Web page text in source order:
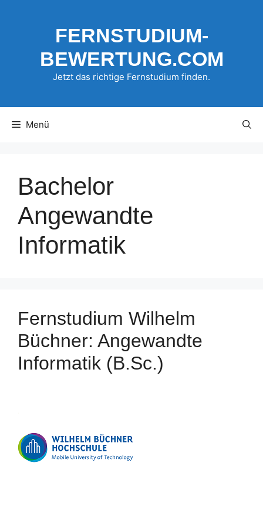
FERNSTUDIUM-
BEWERTUNG.COM
Jetzt das richtige Fernstudium finden.
Menü
Bachelor
Angewandte
Informatik
Fernstudium Wilhelm
Büchner: Angewandte
Informatik (B.Sc.)